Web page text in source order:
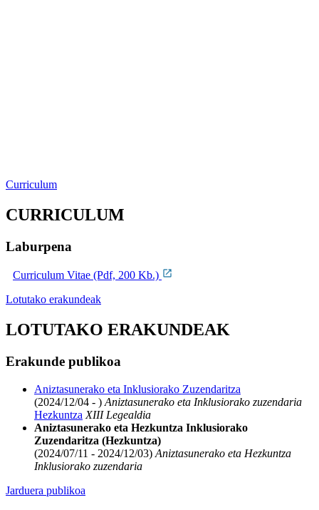
Curriculum
CURRICULUM
Laburpena
Curriculum Vitae (Pdf, 200 Kb.)
Lotutako erakundeak
LOTUTAKO ERAKUNDEAK
Erakunde publikoa
Aniztasunerako eta Inklusiorako Zuzendaritza
(2024/12/04 - ) Aniztasunerako eta Inklusiorako zuzendaria
Hezkuntza XIII Legealdia
Aniztasunerako eta Hezkuntza Inklusiorako
Zuzendaritza (Hezkuntza)
(2024/07/11 - 2024/12/03) Aniztasunerako eta Hezkuntza
Inklusiorako zuzendaria
Jarduera publikoa